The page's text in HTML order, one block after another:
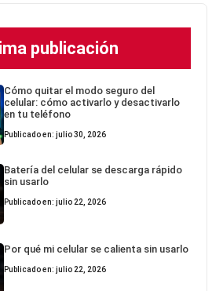
publicación
Cómo quitar el modo seguro del
celular: cómo activarlo y desactivarlo
en tu teléfono
Publicado en: julio 30, 2026
Batería del celular se descarga rápido
sin usarlo
Publicado en: julio 22, 2026
Por qué mi celular se calienta sin usarlo
Publicado en: julio 22, 2026